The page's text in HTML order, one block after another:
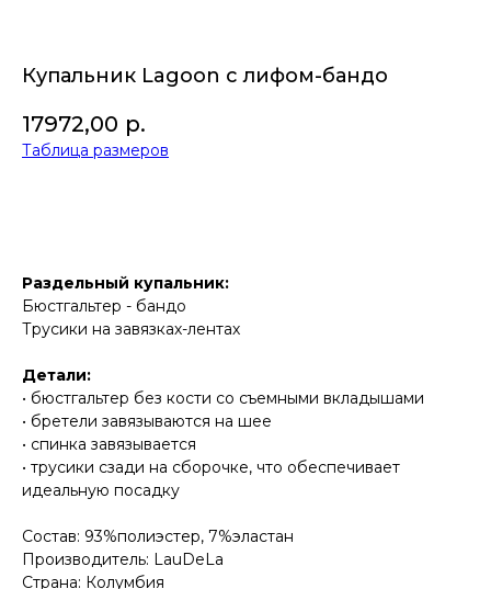
Купальник Lagoon с лифом-бандо
17972,00 р.
Таблица размеров
Раздельный купальник:
Бюстгальтер - бандо
Трусики на завязках-лентах
Детали:
• бюстгальтер без кости со съемными вкладышами
• бретели завязываются на шее
• спинка завязывается
• трусики сзади на сборочке, что обеспечивает
идеальную посадку
Состав: 93%полиэстер, 7%эластан
Производитель: LauDeLa
Страна: Колумбия